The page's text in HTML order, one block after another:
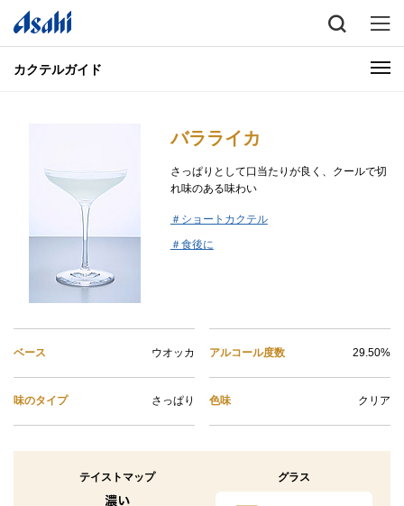
カクテルガイド
バラライカ
さっぱりとして口当たりが良く、クールで切
れ味のある味わい
＃ショートカクテル
＃食後に
ベース ウオッカ
味のタイプ さっぱり
アルコール度数 29.50%
色味 クリア
テイストマップ グラス